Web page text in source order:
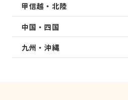
甲信越・北陸
中国・四国
九州・沖縄